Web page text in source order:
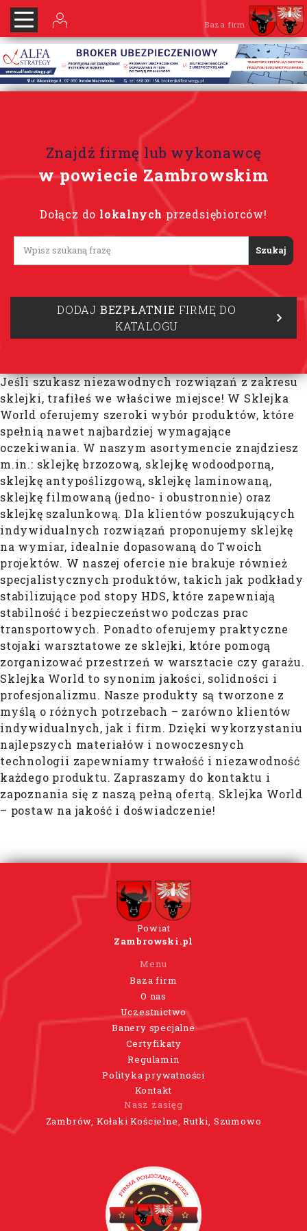
Baza firm
Znajdź firmę lub wykonawcę
w powiecie Zambrowskim
Dołącz do lokalnych przedsiębiorców!
Lorem ipsum
DODAJ BEZPŁATNIE FIRMĘ DO
KATALOGU
Jeśli szukasz niezawodnych rozwiązań z zakresu
sklejki, trafiłeś we właściwe miejsce! W Sklejka
World oferujemy szeroki wybór produktów, które
spełnią nawet najbardziej wymagające
oczekiwania. W naszym asortymencie znajdziesz
m.in.: sklejkę brzozową, sklejkę wodoodporną,
sklejkę antypoślizgową, sklejkę laminowaną,
sklejkę filmowaną (jedno- i obustronnie) oraz
sklejkę szalunkową. Dla klientów poszukujących
indywidualnych rozwiązań proponujemy sklejkę
na wymiar, idealnie dopasowaną do Twoich
projektów. W naszej ofercie nie brakuje również
specjalistycznych produktów, takich jak podkłady
stabilizujące pod stopy HDS, które zapewniają
stabilność i bezpieczeństwo podczas prac
transportowych. Ponadto oferujemy praktyczne
stojaki warsztatowe ze sklejki, które pomogą
zorganizować przestrzeń w warsztacie czy garażu.
Sklejka World to synonim jakości, solidności i
profesjonalizmu. Nasze produkty są tworzone z
myślą o różnych potrzebach – zarówno klientów
indywidualnych, jak i firm. Dzięki wykorzystaniu
najlepszych materiałów i nowoczesnych
technologii zapewniamy trwałość i niezawodność
każdego produktu. Zapraszamy do kontaktu i
zapoznania się z naszą pełną ofertą. Sklejka World
– postaw na jakość i doświadczenie!
Powiat
Zambrowski.pl
Menu
Baza firm
O nas
Uczestnictwo
Banery specjalne
Certyfikaty
Regulamin
Polityka prywatności
Kontakt
Nasz zasięg
Zambrów, Kołaki Kościelne, Rutki, Szumowo